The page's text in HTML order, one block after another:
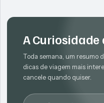
A Curiosidade
Toda semana, um resumo
dicas de viagem mais
cancele quando quiser.
E-mail